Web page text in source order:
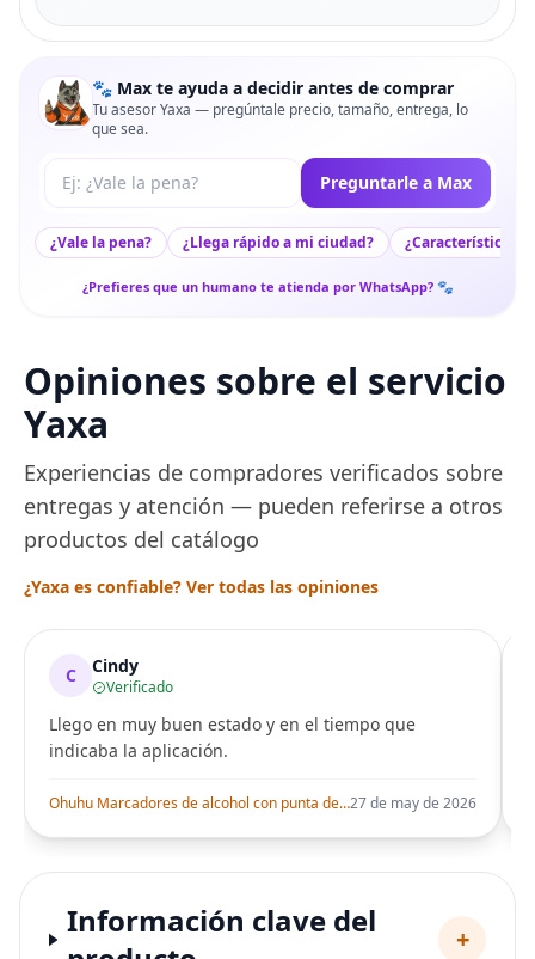
🐾 Max te ayuda a decidir antes de comprar
Tu asesor Yaxa — pregúntale precio, tamaño, entrega, lo
que sea.
Tu pregunta a Max Preguntarle a Max
¿Vale la pena? ¿Llega rápido a mi ciudad? ¿Características
¿Prefieres que un humano te atienda por WhatsApp? 🐾
Opiniones sobre el servicio
Yaxa
Experiencias de compradores verificados sobre
entregas y atención — pueden referirse a otros
productos del catálogo
¿Yaxa es confiable? Ver todas las opiniones
C Cindy
Verificado
Llego en muy buen estado y en el tiempo que
indicaba la aplicación.
Ohuhu Marcadores de alcohol con punta de pincel – Juego de marcadores artísticos de doble punta con certificación AP para artistas adultos27 de may de 2026
Información clave del
+